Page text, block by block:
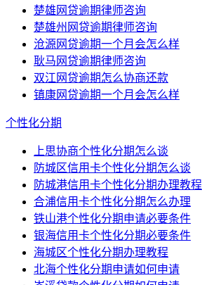
楚雄网贷逾期律师咨询
楚雄州网贷逾期律师咨询
沧源网贷逾期一个月会怎么样
耿马网贷逾期律师咨询
双江网贷逾期怎么协商还款
镇康网贷逾期一个月会怎么样
个性化分期
上思协商个性化分期怎么谈
防城区信用卡个性化分期怎么谈
防城港信用卡个性化分期办理教程
合浦信用卡个性化分期怎么办理
铁山港个性化分期申请必要条件
银海信用卡个性化分期必要条件
海城区个性化分期办理教程
北海个性化分期申请如何申请